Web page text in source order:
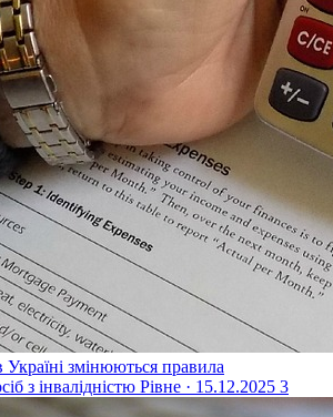
Україні змінюються правила
з інвалідністю Рівне · 15.12.2025 3